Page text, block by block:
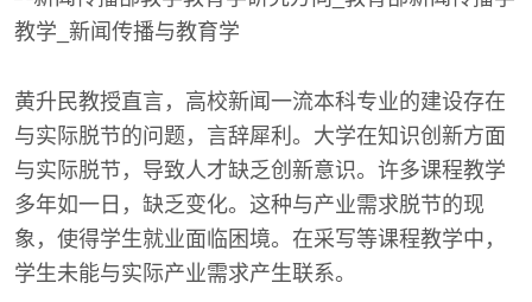
黄升民教授直言，高校新闻一流本科专业的建设存在
与实际脱节的问题，言辞犀利。大学在知识创新方面
与实际脱节，导致人才缺乏创新意识。许多课程教学
多年如一日，缺乏变化。这种与产业需求脱节的现
象，使得学生就业面临困境。在采写等课程教学中，
学生未能与实际产业需求产生联系。